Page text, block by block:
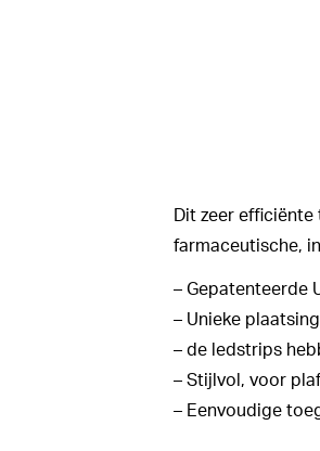
Dit zeer
farmaceutische,
– Gepatenteerde
– Unieke
– de ledstrips
– Stijlvol, voor
– Eenvoudige